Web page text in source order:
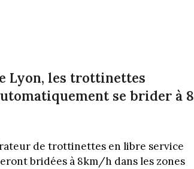
Lyon, les trottinettes
se brider à 8
de trottinettes en libre service
bridées à 8km/h dans les zones